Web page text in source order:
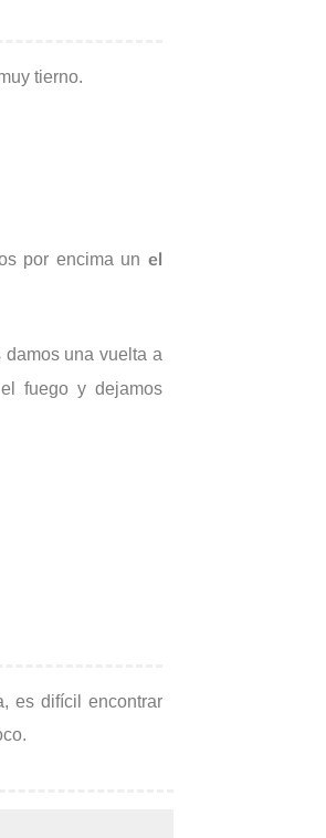
tierno.
por encima un el
una vuelta a
fuego y dejamos
es difícil encontrar